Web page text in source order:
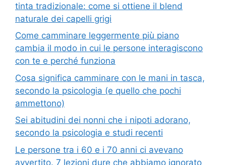
tinta tradizionale: come si ottiene il blend
naturale dei capelli grigi
Come camminare leggermente più piano
cambia il modo in cui le persone interagiscono
con te e perché funziona
Cosa significa camminare con le mani in tasca,
secondo la psicologia (e quello che pochi
ammettono)
Sei abitudini dei nonni che i nipoti adorano,
secondo la psicologia e studi recenti
Le persone tra i 60 e i 70 anni ci avevano
avvertito. 7 lezioni dure che abbiamo ignorato